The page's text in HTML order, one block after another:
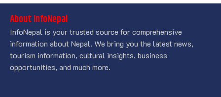
About InfoNepal
InfoNepal is your trusted source for comprehensive
information about Nepal. We bring you the latest news,
tourism information, cultural insights, business
opportunities, and much more.